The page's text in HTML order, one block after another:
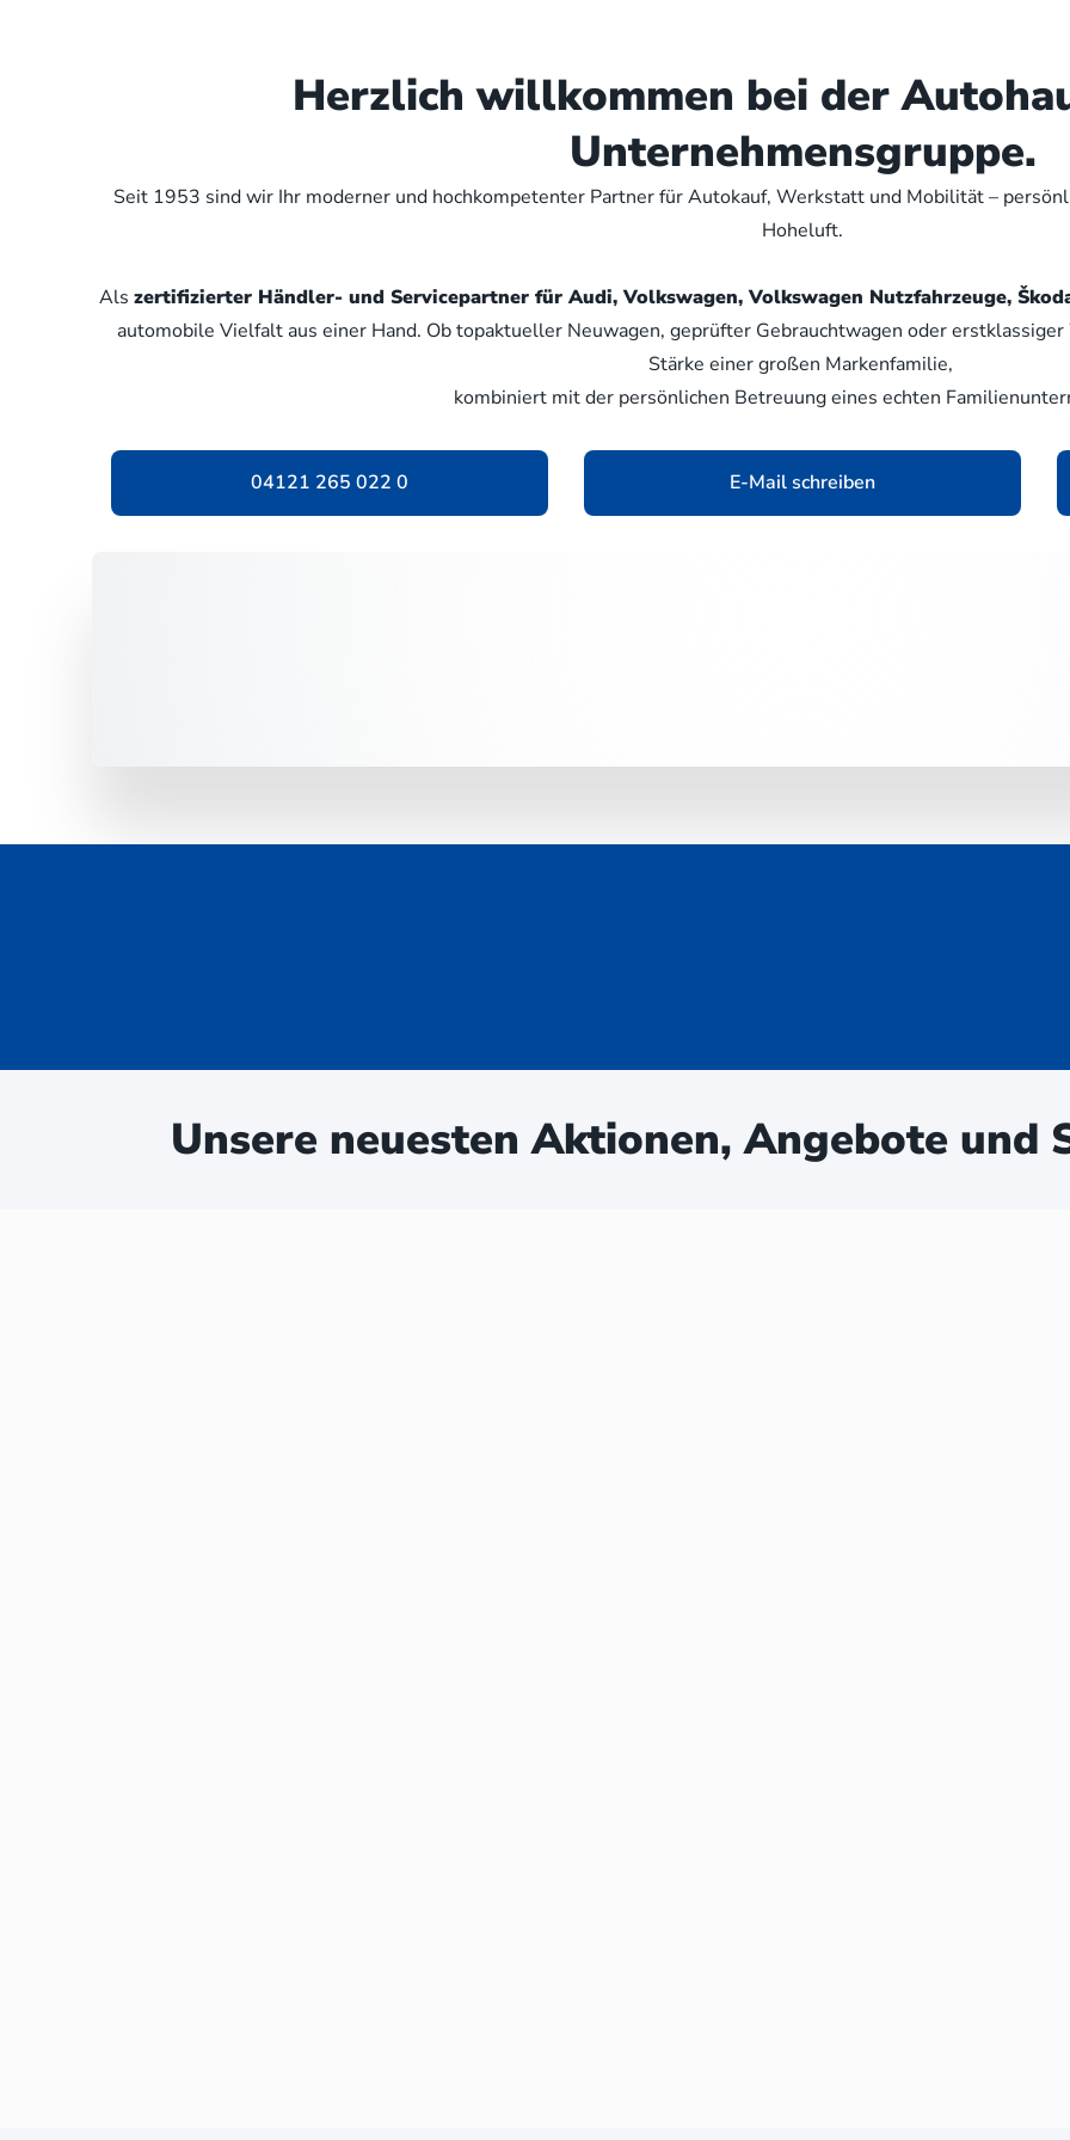
Herzlich willkommen bei der
Unternehmensgruppe.
Seit 1953 sind wir Ihr moderner und hochkompetenter Partner für Autokauf, Werkstatt und Mobilität –
Hoheluft.
Als zertifizierter Händler- und Servicepartner für Audi, Volkswagen, Volkswagen Nutzfahrzeuge,
automobile Vielfalt aus einer Hand. Ob topaktueller Neuwagen, geprüfter Gebrauchtwagen oder
Stärke einer großen Markenfamilie,
kombiniert mit der persönlichen Betreuung eines echten
04121 265 022 0 E-Mail schreiben
Unsere neuesten Aktionen, Angebote und